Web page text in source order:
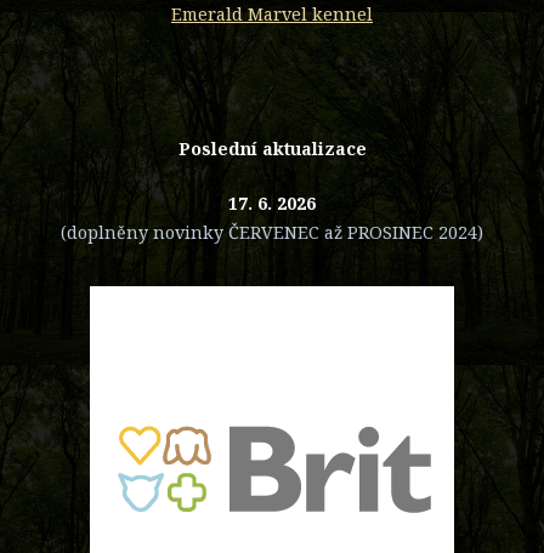
Emerald Marvel kennel
Poslední aktualizace
17. 6. 2026
(doplněny novinky ČERVENEC až PROSINEC 2024)